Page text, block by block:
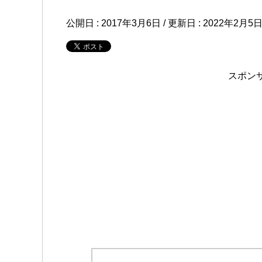
公開日 : 2017年3月6日 / 更新日 : 2022年2月5日
スポン